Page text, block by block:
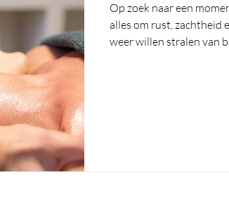
Op zoek naar een
alles om rust, zachtheid
weer willen stralen van